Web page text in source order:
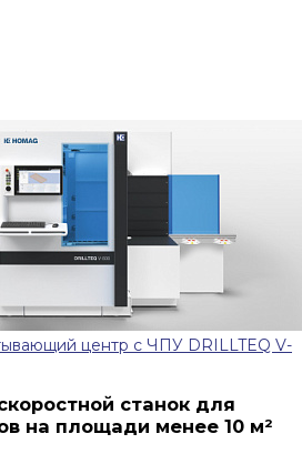
центр с ЧПУ DRILLTEQ V-
станок для
на площади менее 10 м²